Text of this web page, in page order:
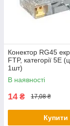
Конектор RG45
FTP, категорії 5Е
1шт)
В наявності
14 ₴ 17,08 ₴
Купити